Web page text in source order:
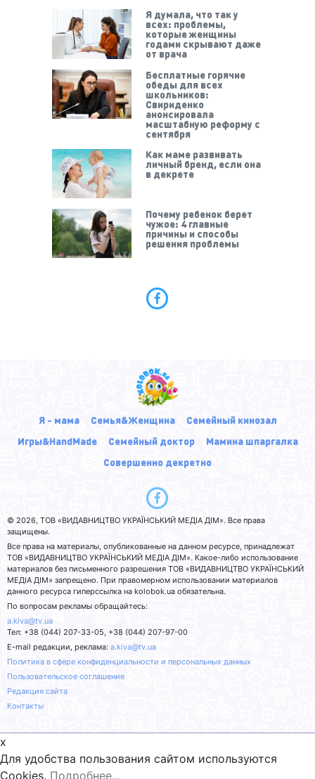
Я думала, что так у
всех: проблемы,
которые женщины
годами скрывают даже
от врача
Бесплатные горячие
обеды для всех
школьников:
Свириденко
анонсировала
масштабную реформу с
сентября
Как маме развивать
личный бренд, если она
в декрете
Почему ребенок берет
чужое: 4 главные
причины и способы
решения проблемы
Я - мама Семья&Женщина
Семейный кинозал
Игры&HandMade
Семейный доктор
Мамина шпаргалка
Совершенно декретно
© 2026, ТОВ «ВИДАВНИЦТВО УКРАЇНСЬКИЙ МЕДІА ДІМ». Все права
защищены.
Все права на материалы, опубликованные на данном ресурсе, принадлежат
ТОВ «ВИДАВНИЦТВО УКРАЇНСЬКИЙ МЕДІА ДІМ». Какое-либо использование
материалов без письменного разрешения ТОВ «ВИДАВНИЦТВО УКРАЇНСЬКИЙ
МЕДІА ДІМ» запрещено. При правомерном использовании материалов
данного ресурса гиперссылка на kolobok.ua обязательна.
По вопросам рекламы обращайтесь:
a.kiva@tv.ua
Тел: +38 (044) 207-33-05, +38 (044) 207-97-00
E-mail редакции, реклама: a.kiva@tv.ua
Политика в сфере конфиденциальности и персональных данных
Пользовательское соглашение
Редакция сайта
Контакты
x
Для удобства пользования сайтом используются
Cookies. Подробнее...